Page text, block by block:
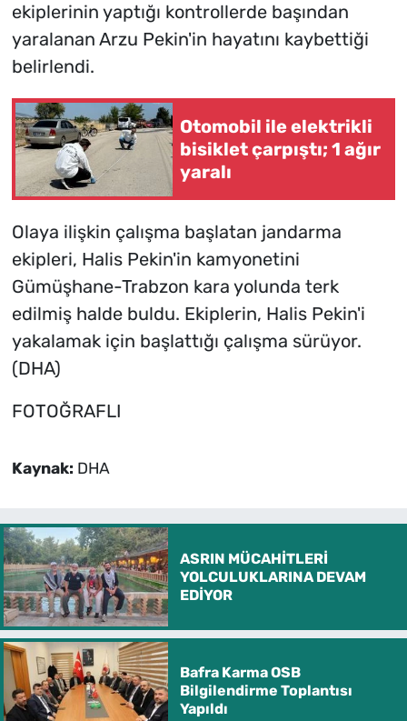
ekiplerinin yaptığı kontrollerde başından
yaralanan Arzu Pekin'in hayatını kaybettiği
belirlendi.
Otomobil ile elektrikli
bisiklet çarpıştı; 1 ağır
yaralı
Olaya ilişkin çalışma başlatan jandarma
ekipleri, Halis Pekin'in kamyonetini
Gümüşhane-Trabzon kara yolunda terk
edilmiş halde buldu. Ekiplerin, Halis Pekin'i
yakalamak için başlattığı çalışma sürüyor.
(DHA)
FOTOĞRAFLI
Kaynak: DHA
ASRIN MÜCAHİTLERİ
YOLCULUKLARINA DEVAM
EDİYOR
Bafra Karma OSB
Bilgilendirme Toplantısı
Yapıldı